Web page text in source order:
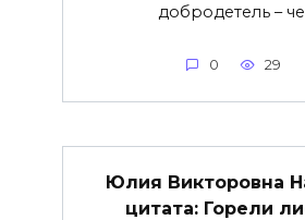
добродетель –
0 29
Юлия Викторовна
цитата: Горели